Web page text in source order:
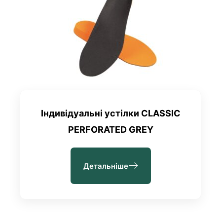
Індивідуальні устілки CLASSIC
PERFORATED GREY
Детальніше